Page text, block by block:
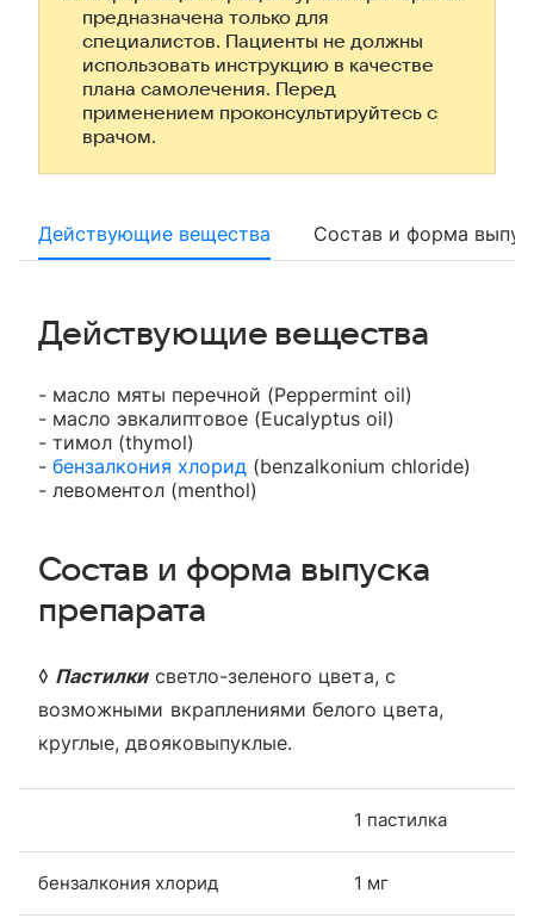
предназначена только для
специалистов. Пациенты не должны
использовать инструкцию в качестве
плана самолечения. Перед
применением проконсультируйтесь с
врачом.
Действующие вещества Состав и форма
Действующие вещества
- масло мяты перечной (Peppermint oil)
- масло эвкалиптовое (Eucalyptus oil)
- тимол (thymol)
- бензалкония хлорид (benzalkonium chloride)
- левоментол (menthol)
Состав и форма выпуска
препарата
◊ Пастилкисветло-зеленого цвета, с
возможными вкраплениями белого цвета,
круглые, двояковыпуклые.
1 пастилка
бензалкония хлорид 1 мг